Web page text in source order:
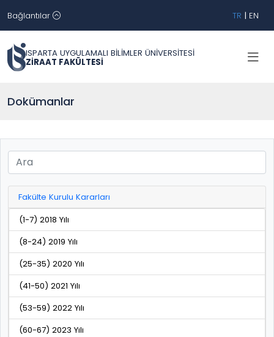
Bağlantılar TR | EN
ISPARTA UYGULAMALI BİLİMLER ÜNİVERSİTESİ
ZİRAAT FAKÜLTESİ
Dokümanlar
Fakülte Kurulu Kararları
(1-7) 2018 Yılı
(8-24) 2019 Yılı
(25-35) 2020 Yılı
(41-50) 2021 Yılı
(53-59) 2022 Yılı
(60-67) 2023 Yılı